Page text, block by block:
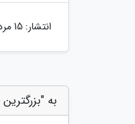
انتشار: 15 مرداد 1401
به